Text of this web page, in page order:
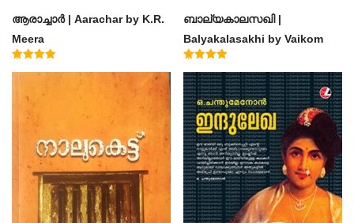
ആരാച്ചാര്‍ | Aarachar by K.R.
Meera
ബാല്യകാലസഖി |
Balyakalasakhi by Vaikom
Muhammad Basheer
4.60
out of 5